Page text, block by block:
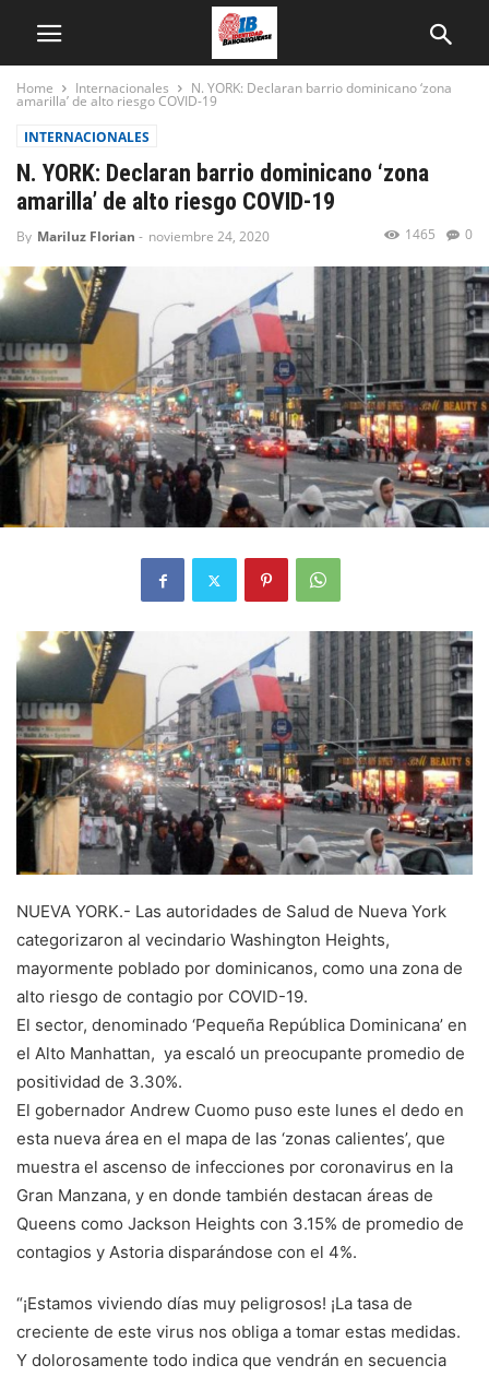
Home Internacionales N. YORK: Declaran barrio dominicano ‘zona
amarilla’ de alto riesgo COVID-19
INTERNACIONALES
N. YORK: Declaran barrio dominicano ‘zona
amarilla’ de alto riesgo COVID-19
By Mariluz Florian - noviembre 24, 2020 0
1465
NUEVA YORK.- Las autoridades de Salud de Nueva York
categorizaron al vecindario Washington Heights,
mayormente poblado por dominicanos, como una zona de
alto riesgo de contagio por COVID-19.
El sector, denominado ‘Pequeña República Dominicana’ en
el Alto Manhattan, ya escaló un preocupante promedio de
positividad de 3.30%.
El gobernador Andrew Cuomo puso este lunes el dedo en
esta nueva área en el mapa de las ‘zonas calientes’, que
muestra el ascenso de infecciones por coronavirus en la
Gran Manzana, y en donde también destacan áreas de
Queens como Jackson Heights con 3.15% de promedio de
contagios y Astoria disparándose con el 4%.
“¡Estamos viviendo días muy peligrosos! ¡La tasa de
creciente de este virus nos obliga a tomar estas medidas.
Y dolorosamente todo indica que vendrán en secuencia